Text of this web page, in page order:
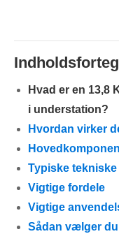
Hvad er en 13,8
i understation?
Hvordan virker
Typiske
Vigtige fordele
Vigtige
Sådan vælger